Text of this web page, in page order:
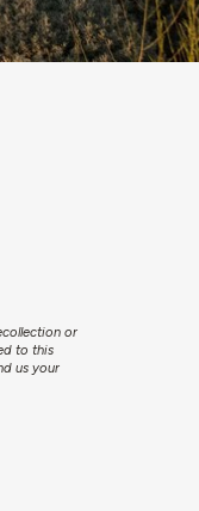
or
to this
us your